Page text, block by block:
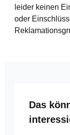
leider keinen
oder
Das